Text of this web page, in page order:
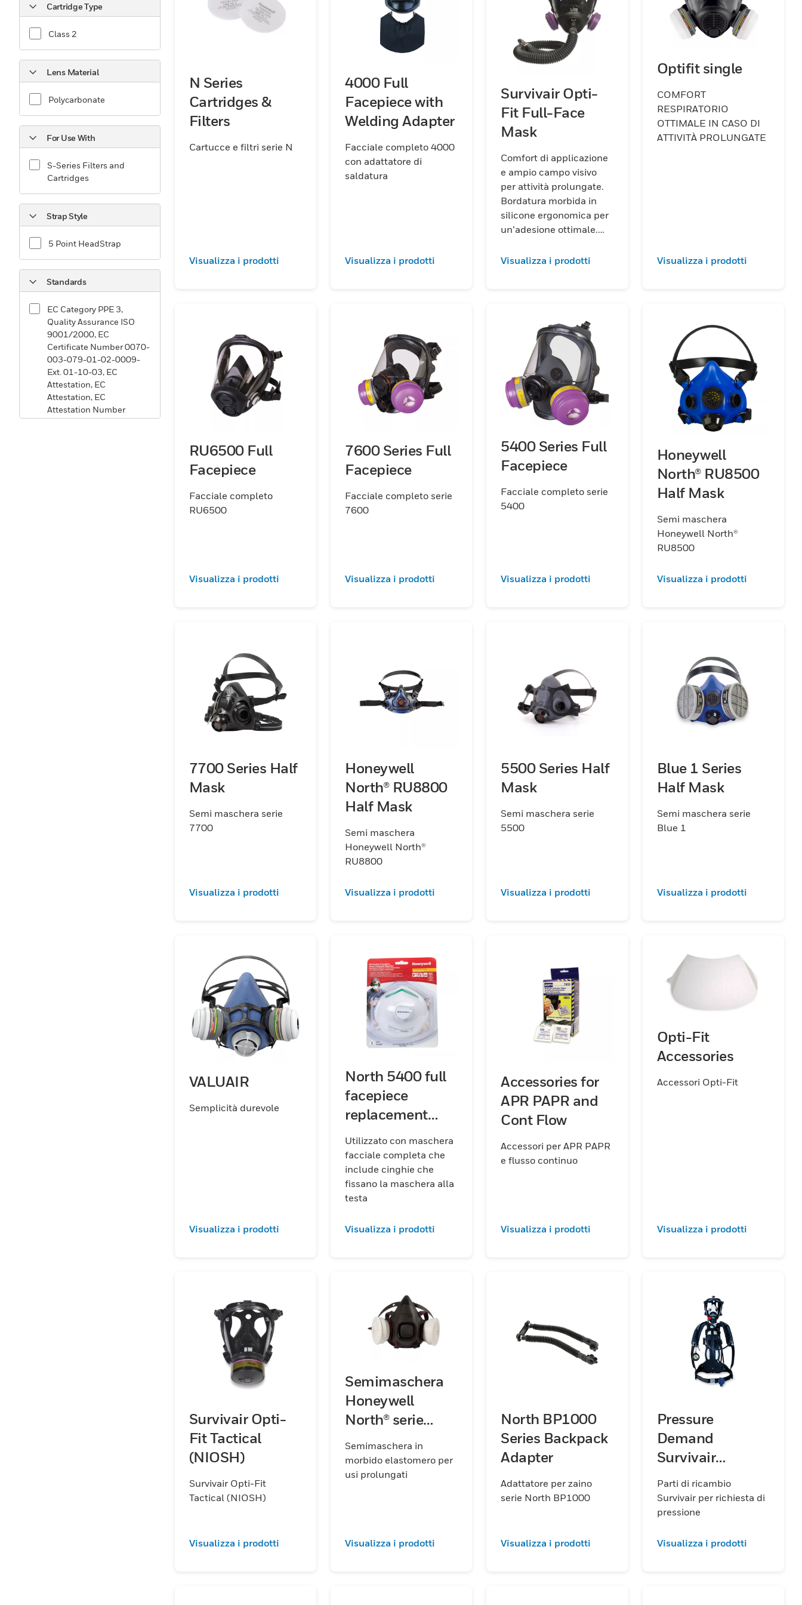
tua esperienza di sicurezza con i respiratori purificatori d'aria
Honeywell e beneficia di protezione, comfort e praticità
eccellenti per un uso prolungato.
Cartridge Type
Class 2
Lens Material
Polycarbonate
For Use With
S-Series Filters and
Cartridges
Strap Style
5 Point HeadStrap
Standards
EC Category PPE 3,
Quality Assurance ISO
9001/2000, EC
Certificate Number 0070-
003-079-01-02-0009-
Ext. 01-10-03, EC
Attestation, EC
Attestation, EC
Attestation Number
0070-003-079-01-02-
N Series
Cartridges &
Filters
Cartucce e filtri serie N
Visualizza i prodotti
4000 Full
Facepiece with
Welding Adapter
Facciale completo 4000
con adattatore di
saldatura
Visualizza i prodotti
Survivair Opti-
Fit Full-Face
Mask
Comfort di applicazione
e ampio campo visivo
per attività prolungate.
Bordatura morbida in
silicone ergonomica per
un’adesione ottimale.
grazie allo schermo
Visualizza i prodotti
Optifit single
COMFORT
RESPIRATORIO
OTTIMALE IN CASO DI
ATTIVITÀ PROLUNGATE
Visualizza i prodotti
RU6500 Full
Facepiece
Facciale completo
RU6500
Visualizza i prodotti
7600 Series Full
Facepiece
Facciale completo serie
7600
Visualizza i prodotti
5400 Series Full
Facepiece
Facciale completo serie
5400
Visualizza i prodotti
Honeywell
North® RU8500
Half Mask
Semi maschera
Honeywell North®
RU8500
Visualizza i prodotti
7700 Series Half
Mask
Semi maschera serie
7700
Visualizza i prodotti
Honeywell
North® RU8800
Half Mask
Semi maschera
Honeywell North®
RU8800
Visualizza i prodotti
5500 Series Half
Mask
Semi maschera serie
5500
Visualizza i prodotti
Blue 1 Series
Half Mask
Semi maschera serie
Blue 1
Visualizza i prodotti
VALUAIR
Semplicità durevole
Visualizza i prodotti
North 5400 full
facepiece
replacement
part
Utilizzato con maschera
facciale completa che
include cinghie che
fissano la maschera alla
testa
Visualizza i prodotti
Accessories for
APR PAPR and
Cont Flow
Accessori per APR PAPR
e flusso continuo
Visualizza i prodotti
Opti-Fit
Accessories
Accessori Opti-Fit
Visualizza i prodotti
Survivair Opti-
Fit Tactical
(NIOSH)
Survivair Opti-Fit
Tactical (NIOSH)
Visualizza i prodotti
Semimaschera
Honeywell
North® serie
Semimaschera in
morbido elastomero per
usi prolungati
Visualizza i prodotti
North BP1000
Series Backpack
Adapter
Adattatore per zaino
serie North BP1000
Visualizza i prodotti
Pressure
Demand
Survivair
Replacement
Parts
Parti di ricambio
Survivair per richiesta di
pressione
Visualizza i prodotti